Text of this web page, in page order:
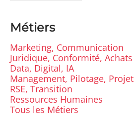
Métiers
Marketing, Communication
Juridique, Conformité, Achats
Data, Digital, IA
Management, Pilotage, Projet
RSE, Transition
Ressources Humaines
Tous les Métiers